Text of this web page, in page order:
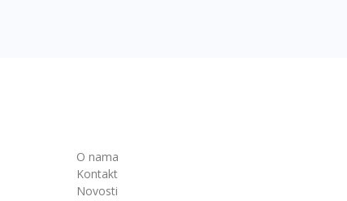
O nama
Kontakt
Novosti